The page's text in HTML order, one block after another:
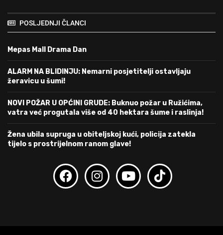
POSLJEDNJI ČLANCI
Mepas Mall Drama Dan
ALARM NA BLIDINJU: Nemarni posjetitelji ostavljaju
žeravicu u šumi!
NOVI POŽAR U OPĆINI GRUDE: Buknuo požar u Ružićima,
vatra već progutala više od 40 hektara šume i raslinja!
Žena ubila supruga u obiteljskoj kući, policija zatekla
tijelo s prostrijelnom ranom glave!